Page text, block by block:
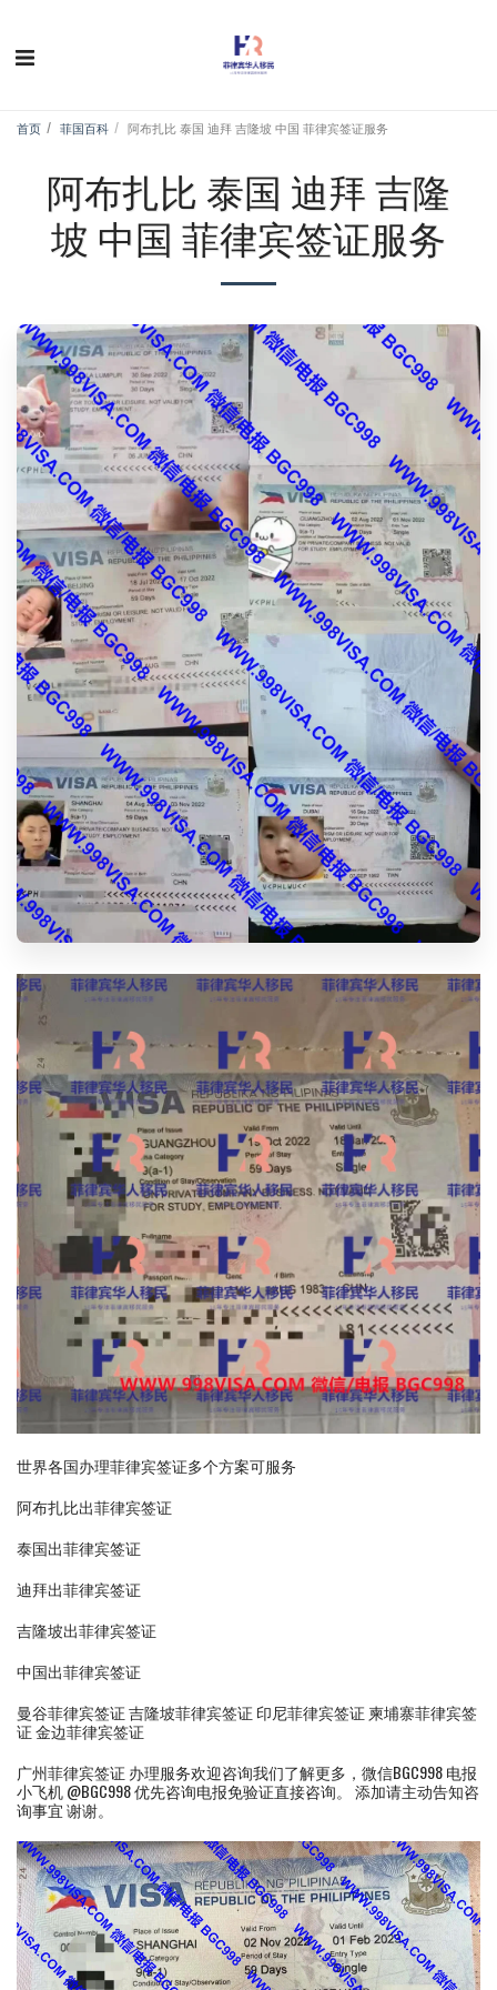
首页 菲国百科 阿布扎比 泰国 迪拜 吉隆坡 中国 菲律宾签证服务
阿布扎比 泰国 迪拜 吉隆
坡 中国 菲律宾签证服务
世界各国办理菲律宾签证多个方案可服务
阿布扎比出菲律宾签证
泰国出菲律宾签证
迪拜出菲律宾签证
吉隆坡出菲律宾签证
中国出菲律宾签证
曼谷菲律宾签证 吉隆坡菲律宾签证 印尼菲律宾签证 柬埔寨菲律宾签
证 金边菲律宾签证
广州菲律宾签证 办理服务欢迎咨询我们了解更多，微信BGC998 电报
小飞机 @BGC998 优先咨询电报免验证直接咨询。 添加请主动告知咨
询事宜 谢谢。